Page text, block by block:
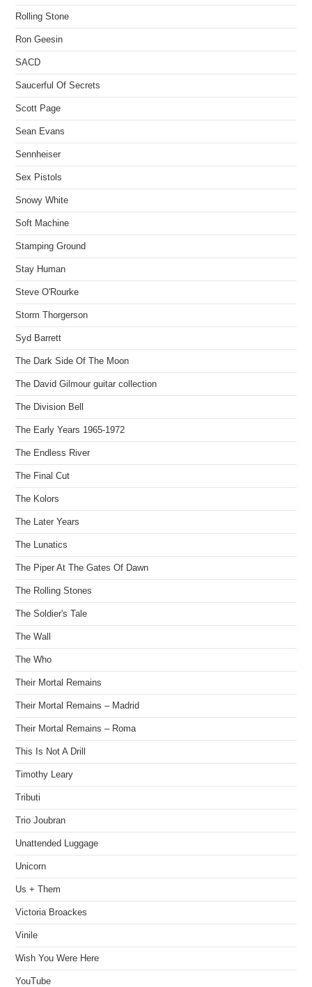
Rolling Stone
Ron Geesin
SACD
Saucerful Of Secrets
Scott Page
Sean Evans
Sennheiser
Sex Pistols
Snowy White
Soft Machine
Stamping Ground
Stay Human
Steve O'Rourke
Storm Thorgerson
Syd Barrett
The Dark Side Of The Moon
The David Gilmour guitar collection
The Division Bell
The Early Years 1965-1972
The Endless River
The Final Cut
The Kolors
The Later Years
The Lunatics
The Piper At The Gates Of Dawn
The Rolling Stones
The Soldier's Tale
The Wall
The Who
Their Mortal Remains
Their Mortal Remains – Madrid
Their Mortal Remains – Roma
This Is Not A Drill
Timothy Leary
Tributi
Trio Joubran
Unattended Luggage
Unicorn
Us + Them
Victoria Broackes
Vinile
Wish You Were Here
YouTube